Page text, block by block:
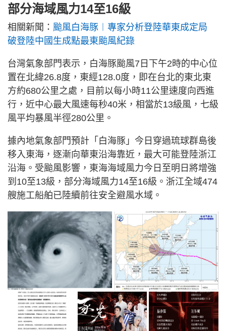
部分海域風力14至16級
相關新聞： 颱風白海豚︱專家分析登陸華東成定局
破登陸中國生成點最東颱風紀錄
台灣氣象部門表示，白海豚颱風7日下午2時的中心位
置在北緯26.8度，東經128.0度，即在台北的東北東
方約680公里之處，目前以每小時11公里速度向西進
行，近中心最大風速每秒40米，相當於13級風，七級
風平均暴風半徑280公里。
據內地氣象部門預計「白海豚」今日穿過琉球群島後
移入東海，逐漸向華東沿海靠近，最大可能登陸浙江
沿海。受颱風影響，東海海域風力今日至明日將增強
到10至13級，部分海域風力14至16級。浙江全域474
艘施工船舶已陸續前往安全避風水域。